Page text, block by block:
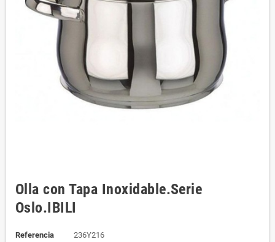
Olla con Tapa Inoxidable.Serie
Oslo.IBILI
Referencia
236Y216